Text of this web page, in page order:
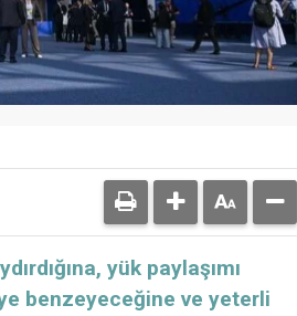
yük paylaşımı
benzeyeceğine ve yeterli